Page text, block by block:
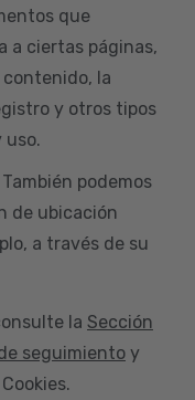
que
a ciertas páginas,
la
y otros tipos
uso.
También podemos
de ubicación
a través de su
la Sección
seguimiento y